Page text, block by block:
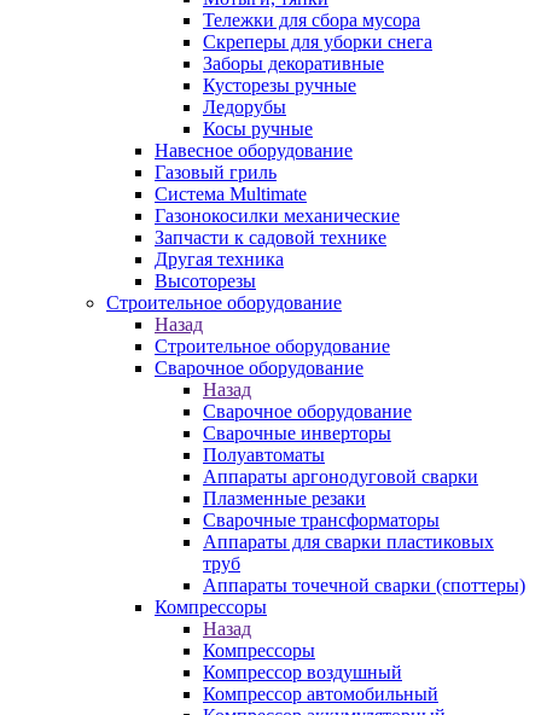
Тележки для сбора мусора
Скреперы для уборки снега
Заборы декоративные
Кусторезы ручные
Ледорубы
Косы ручные
Навесное оборудование
Газовый гриль
Система Multimate
Газонокосилки механические
Запчасти к садовой технике
Другая техника
Высоторезы
Строительное оборудование
Назад
Строительное оборудование
Сварочное оборудование
Назад
Сварочное оборудование
Сварочные инверторы
Полуавтоматы
Аппараты аргонодуговой сварки
Плазменные резаки
Сварочные трансформаторы
Аппараты для сварки пластиковых
труб
Аппараты точечной сварки (споттеры)
Компрессоры
Назад
Компрессоры
Компрессор воздушный
Компрессор автомобильный